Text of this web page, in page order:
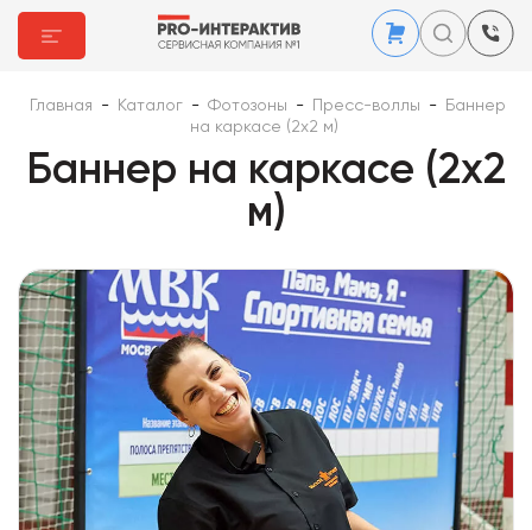
Главная - Каталог - Фотозоны - Пресс-воллы -
Баннер
на каркасе (2x2 м)
Баннер на каркасе (2x2
м)